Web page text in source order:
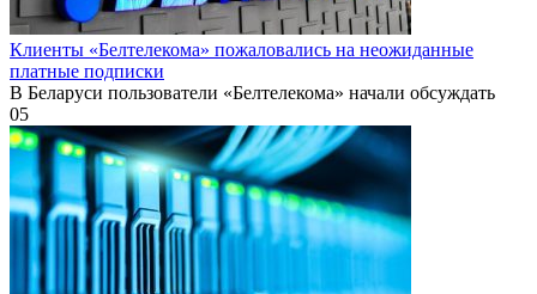
Клиенты «Белтелекома» пожаловались на неожиданные
платные подписки
В Беларуси пользователи «Белтелекома» начали обсуждать
05